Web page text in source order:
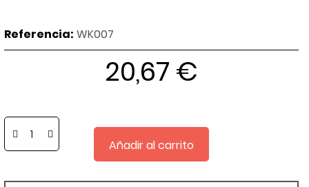
Referencia: WK007
20,67 €
Añadir al carrito